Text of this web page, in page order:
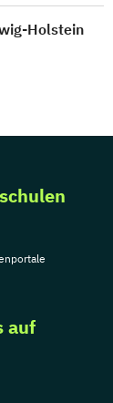
Holstein
auf